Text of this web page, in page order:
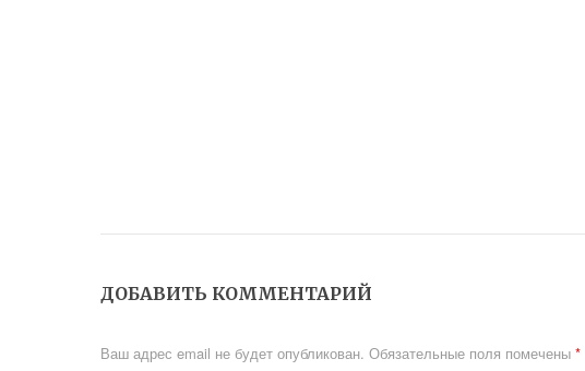
ДОБАВИТЬ КОММЕНТАРИЙ
Ваш адрес email не будет опубликован. Обязательные поля помечены *